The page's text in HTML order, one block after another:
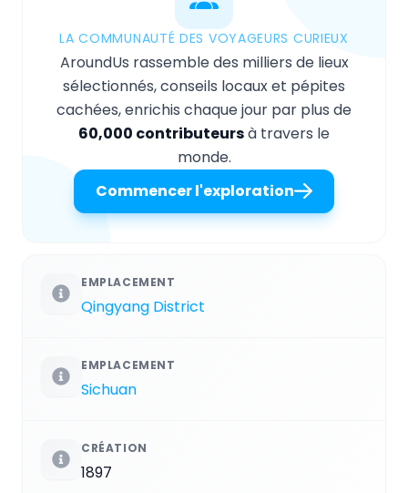
LA COMMUNAUTÉ DES VOYAGEURS CURIEUX
AroundUs rassemble des milliers de lieux
sélectionnés, conseils locaux et pépites
cachées, enrichis chaque jour par plus de
60,000 contributeursà travers le
monde.
Commencer l'exploration
EMPLACEMENT
Qingyang District
EMPLACEMENT
Sichuan
CRÉATION
1897